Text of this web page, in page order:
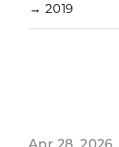
→ 2019